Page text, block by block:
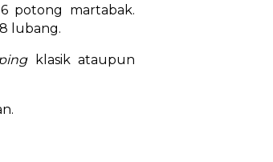
potong martabak.
lubang.
klasik ataupun